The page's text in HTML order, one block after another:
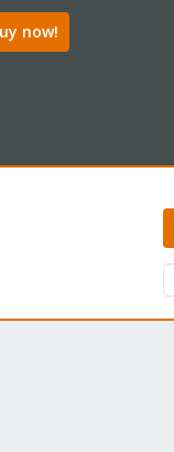
now!